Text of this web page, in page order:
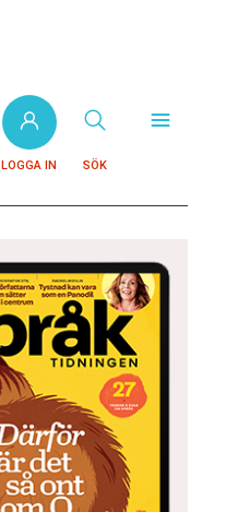
LOGGA IN SÖK